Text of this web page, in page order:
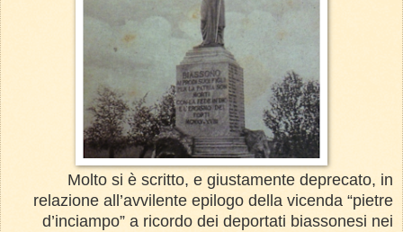
Molto si è scritto, e giustamente deprecato, in
relazione all’avvilente epilogo della vicenda “pietre
d’inciampo” a ricordo dei deportati biassonesi nei